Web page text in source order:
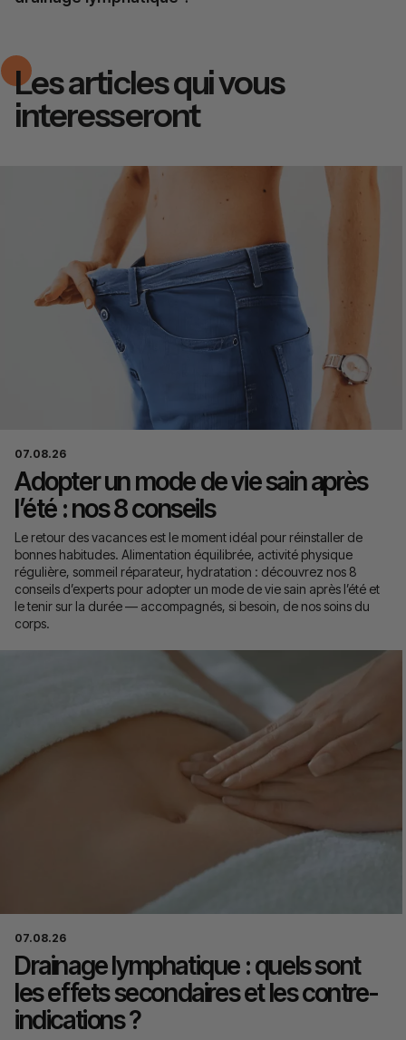
Les articles qui vous
interesseront
Adopter un mode de vie sain après
l’été : nos 8 conseils
07.08.26
Le retour des vacances est le moment idéal pour réinstaller de
bonnes habitudes. Alimentation équilibrée, activité physique
régulière, sommeil réparateur, hydratation : découvrez nos 8
conseils d’experts pour adopter un mode de vie sain après l’été et
le tenir sur la durée — accompagnés, si besoin, de nos soins du
corps.
Drainage lymphatique : quels sont
les effets secondaires et les contre-
indications ?
07.08.26